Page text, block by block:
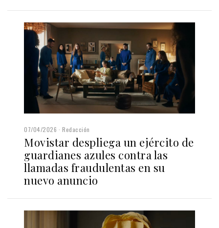
07/04/2026 Redacción
Movistar despliega un ejército de
guardianes azules contra las
llamadas fraudulentas en su
nuevo anuncio